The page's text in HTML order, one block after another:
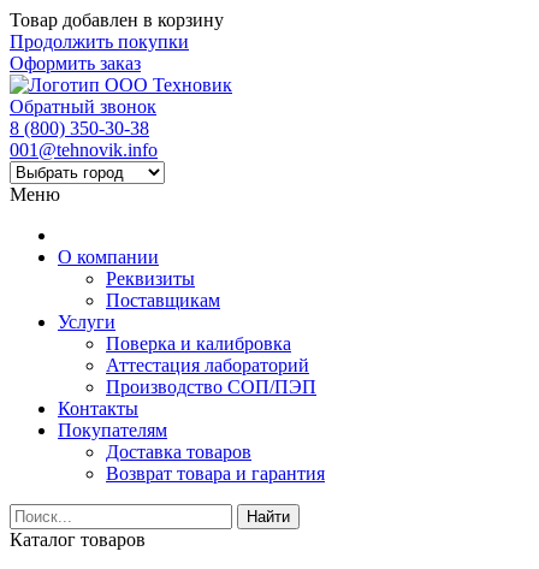
Товар добавлен в корзину
Продолжить покупки
Оформить заказ
Обратный звонок
8 (800) 350-30-38
001@tehnovik.info
Меню
О компании
Реквизиты
Поставщикам
Услуги
Поверка и калибровка
Аттестация лабораторий
Производство СОП/ПЭП
Контакты
Покупателям
Доставка товаров
Возврат товара и гарантия
Найти
Каталог товаров